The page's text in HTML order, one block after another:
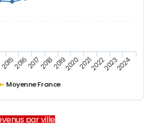
Moyenne France
2015201620172018201920202021202220232024
par ville